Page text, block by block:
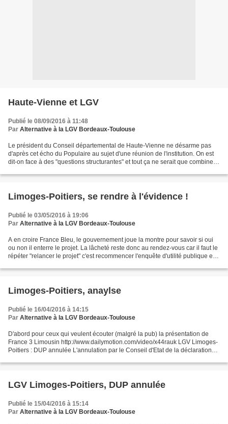
Haute-Vienne et LGV
Publié le 08/09/2016 à 11:48
Par Alternative à la LGV Bordeaux-Toulouse
Le président du Conseil départemental de Haute-Vienne ne désarme pas
d'après cet écho du Populaire au sujet d'une réunion de l'institution. On est
dit-on face à des "questions structurantes" et tout ça ne serait que combines
Limoges-Poitiers, se rendre à l'évidence !
Publié le 03/05/2016 à 19:06
Par Alternative à la LGV Bordeaux-Toulouse
A en croire France Bleu, le gouvernement joue la montre pour savoir si oui
ou non il enterre le projet. La lâcheté reste donc au rendez-vous car il faut le
répéter "relancer le projet" c'est recommencer l'enquête d'utilité publique et
Limoges-Poitiers, anaylse
Publié le 16/04/2016 à 14:15
Par Alternative à la LGV Bordeaux-Toulouse
D'abord pour ceux qui veulent écouter (malgré la pub) la présentation de
France 3 Limousin http://www.dailymotion.com/video/x44rauk LGV Limoges-
Poitiers : DUP annulée L'annulation par le Conseil d'Etat de la déclaration
LGV Limoges-Poitiers, DUP annulée
Publié le 15/04/2016 à 15:14
Par Alternative à la LGV Bordeaux-Toulouse